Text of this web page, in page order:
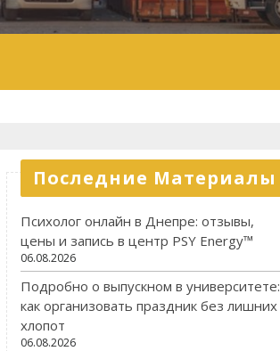
Последние Материалы
Психолог онлайн в Днепре: отзывы,
цены и запись в центр PSY Energy™
06.08.2026
Подробно о выпускном в университете:
как организовать праздник без лишних
хлопот
06.08.2026